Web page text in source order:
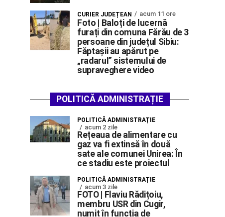
CURIER JUDEȚEAN acum 11 ore
Foto | Baloți de lucernă
furați din comuna Fărău de 3
persoane din județul Sibiu:
Făptașii au apărut pe
„radarul” sistemului de
supraveghere video
POLITICĂ ADMINISTRAȚIE
POLITICĂ ADMINISTRAȚIE
acum 2 zile
Rețeaua de alimentare cu
gaz va fi extinsă în două
sate ale comunei Unirea: În
ce stadiu este proiectul
POLITICĂ ADMINISTRAȚIE
acum 3 zile
FOTO | Flaviu Rădițoiu,
membru USR din Cugir,
numit în funcția de